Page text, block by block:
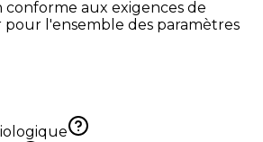
conforme aux exigences de
l'ensemble des paramètres